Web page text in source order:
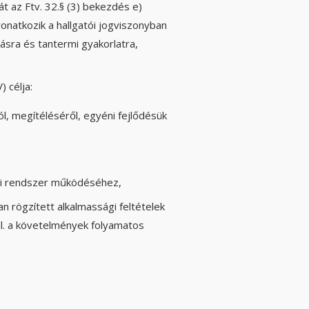
az Ftv. 32.§ (3) bekezdés e)
a hallgatói jogviszonyban
és tantermi gyakorlatra,
célja:
megítéléséről, egyéni fejlődésük
rendszer működéséhez,
rögzített alkalmassági feltételek
a követelmények folyamatos